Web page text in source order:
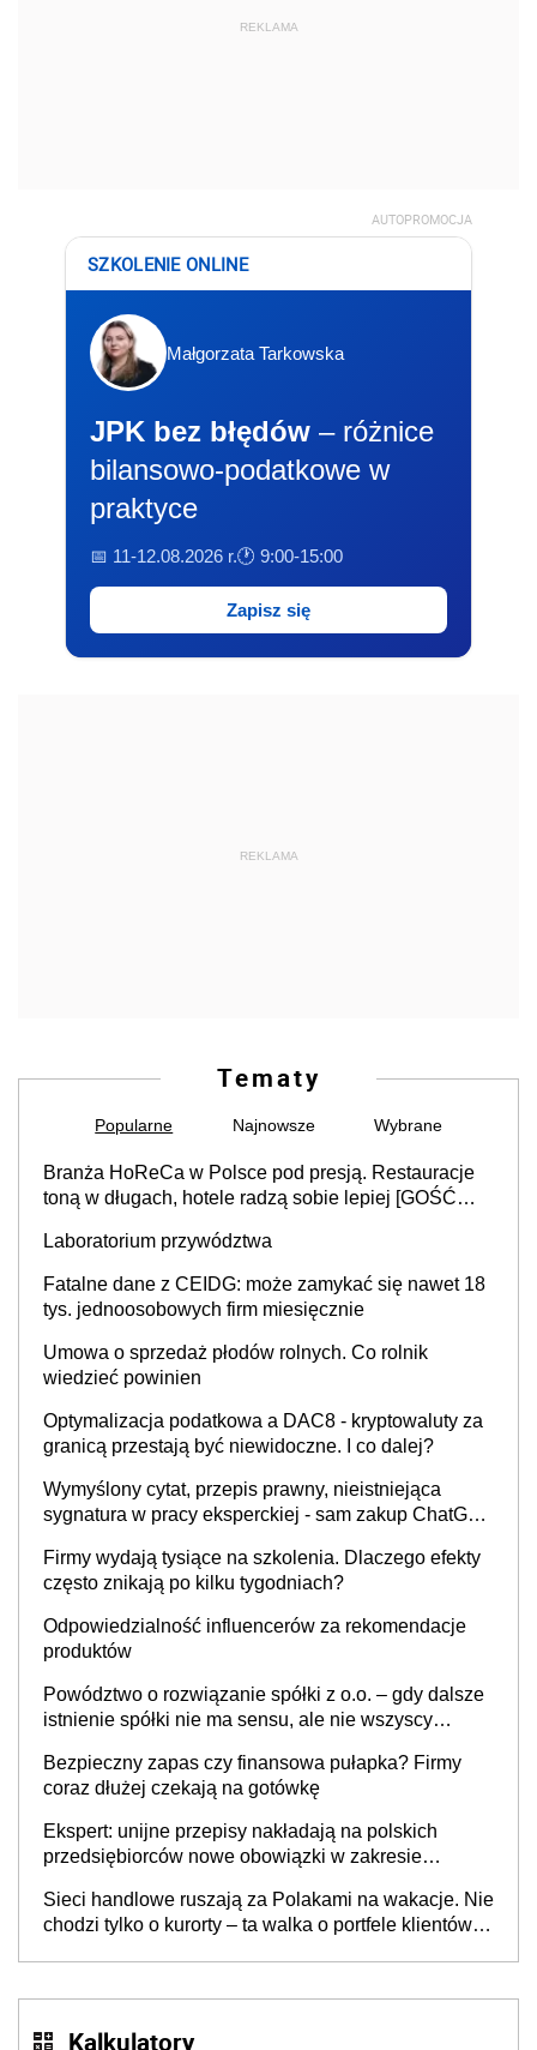
REKLAMA
AUTOPROMOCJA
SZKOLENIE ONLINE
Małgorzata Tarkowska
JPK bez błędów – różnice
bilansowo-podatkowe w
praktyce
📅 11-12.08.2026 r.🕐 9:00-15:00
Zapisz się
REKLAMA
Tematy
Popularne Najnowsze Wybrane
Branża HoReCa w Polsce pod presją. Restauracje
toną w długach, hotele radzą sobie lepiej [GOŚĆ
Laboratorium przywództwa
Fatalne dane z CEIDG: może zamykać się nawet 18
tys. jednoosobowych firm miesięcznie
Umowa o sprzedaż płodów rolnych. Co rolnik
wiedzieć powinien
Optymalizacja podatkowa a DAC8 - kryptowaluty za
granicą przestają być niewidoczne. I co dalej?
Wymyślony cytat, przepis prawny, nieistniejąca
sygnatura w pracy eksperckiej - sam zakup ChatGPT
Firmy wydają tysiące na szkolenia. Dlaczego efekty
często znikają po kilku tygodniach?
Odpowiedzialność influencerów za rekomendacje
produktów
Powództwo o rozwiązanie spółki z o.o. – gdy dalsze
istnienie spółki nie ma sensu, ale nie wszyscy
Bezpieczny zapas czy finansowa pułapka? Firmy
coraz dłużej czekają na gotówkę
Ekspert: unijne przepisy nakładają na polskich
przedsiębiorców nowe obowiązki w zakresie
Sieci handlowe ruszają za Polakami na wakacje. Nie
chodzi tylko o kurorty – ta walka o portfele klientów
Kalkulatory